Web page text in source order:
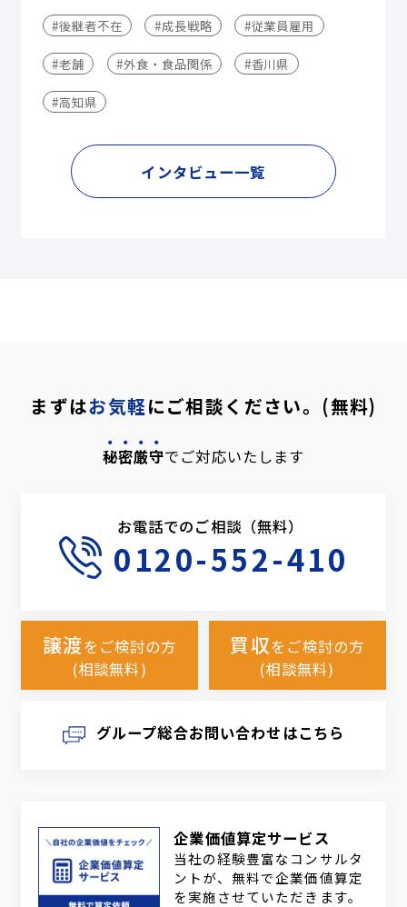
#後継者不在 #成長戦略 #従業員雇用
#老舗 #外食・食品関係 #香川県
#高知県
インタビュー一覧
まずはお気軽にご相談ください。(無料)
秘密厳守でご対応いたします
お電話でのご相談（無料）
0120-552-410
譲渡をご検討の方
(相談無料)
買収をご検討の方
(相談無料)
グループ総合お問い合わせはこちら
企業価値算定サービス
当社の経験豊富なコンサルタ
ントが、無料で企業価値算定
を実施させていただきます。